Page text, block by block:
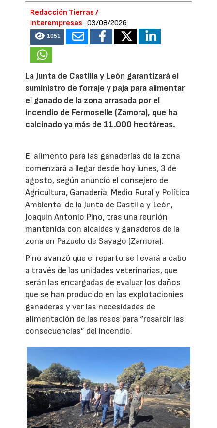
Redacción Tierras /
Interempresas
03/08/2026
1051
La Junta de Castilla y León garantizará el
suministro de forraje y paja para alimentar
el ganado de la zona arrasada por el
incendio de Fermoselle (Zamora), que ha
calcinado ya más de 11.000 hectáreas.
El alimento para las ganaderías de la zona
comenzará a llegar desde hoy lunes, 3 de
agosto, según anunció el consejero de
Agricultura, Ganadería, Medio Rural y Política
Ambiental de la Junta de Castilla y León,
Joaquín Antonio Pino, tras una reunión
mantenida con alcaldes y ganaderos de la
zona en Pazuelo de Sayago (Zamora).
Pino avanzó que el reparto se llevará a cabo
a través de las unidades veterinarias, que
serán las encargadas de evaluar los daños
que se han producido en las explotacionies
ganaderas y ver las necesidades de
alimentación de las reses para “resarcir las
consecuencias” del incendio.